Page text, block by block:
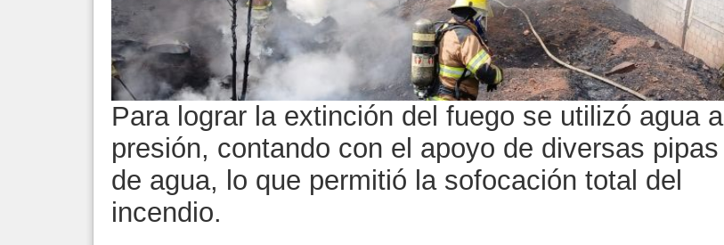
Para lograr la extinción del fuego se utilizó agua a
presión, contando con el apoyo de diversas pipas
de agua, lo que permitió la sofocación total del
incendio.